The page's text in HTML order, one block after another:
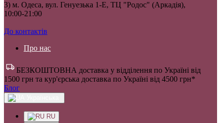
3) м. Одеса, вул. Генуезька 1-Е, ТЦ "Родос" (Аркадія),
10:00-21:00
До контактів
Про нас
БЕЗКОШТОВНА доставка у відділення по Україні від
1500 грн та кур'єрська доставка по Україні від 4500 грн*
Блог
RU